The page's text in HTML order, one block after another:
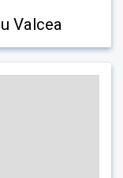
Valcea